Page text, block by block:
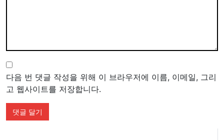
다음 번 댓글 작성을 위해 이 브라우저에 이름, 이메일, 그리
고 웹사이트를 저장합니다.